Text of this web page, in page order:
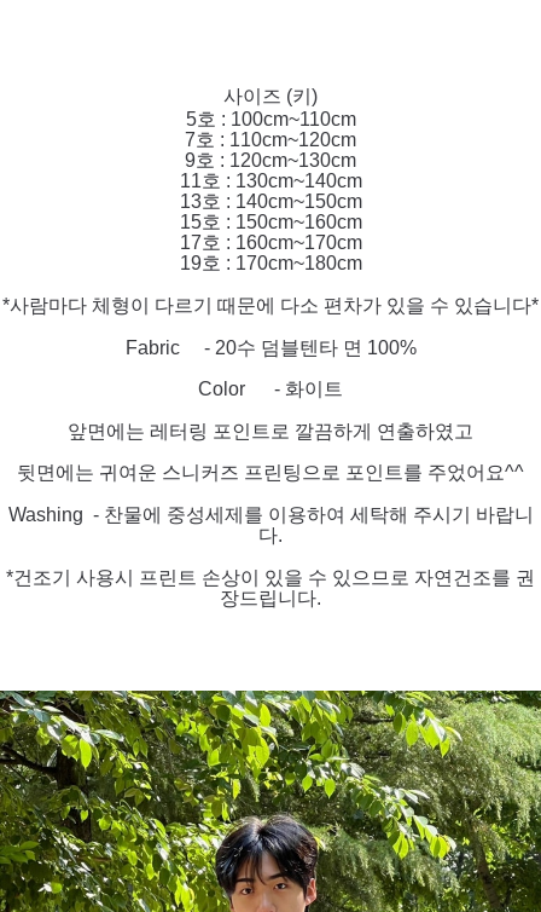
사이즈 (키)
5호 : 100cm~110cm
7호 : 110cm~120cm
9호 : 120cm~130cm
11호 : 130cm~140cm
13호 : 140cm~150cm
15호 : 150cm~160cm
17호 : 160cm~170cm
19호 : 170cm~180cm
*사람마다 체형이 다르기 때문에 다소 편차가 있을 수 있습니다*
Fabric - 20수 덤블텐타 면 100%
Color - 화이트
앞면에는 레터링 포인트로 깔끔하게 연출하였고
뒷면에는 귀여운 스니커즈 프린팅으로 포인트를 주었어요^^
Washing - 찬물에 중성세제를 이용하여 세탁해 주시기 바랍니
다.
*건조기 사용시 프린트 손상이 있을 수 있으므로 자연건조를 권
장드립니다.